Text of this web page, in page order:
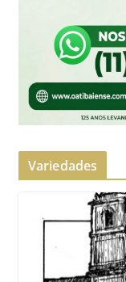
Variedades